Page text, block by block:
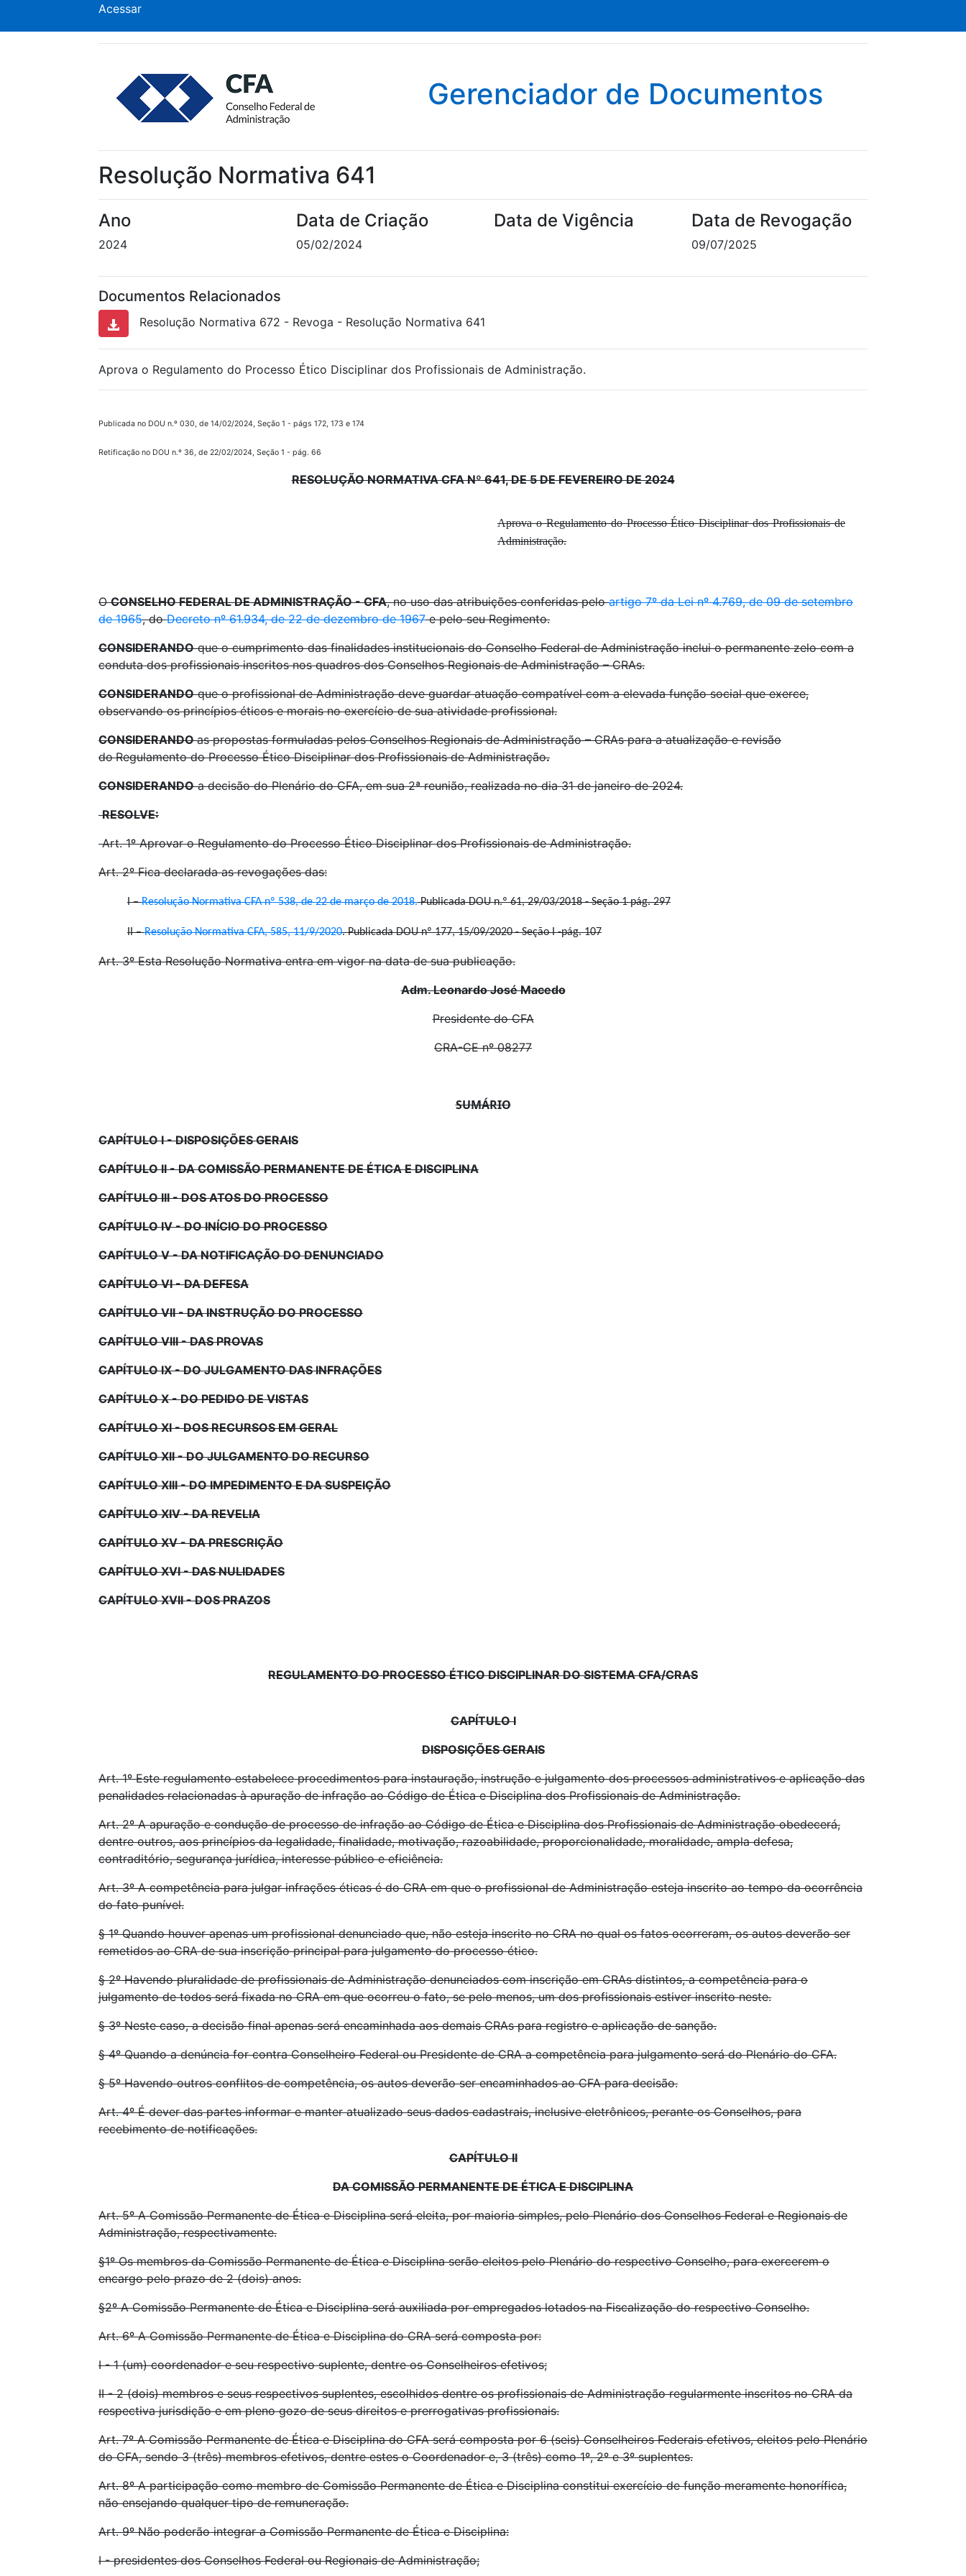
Acessar
Gerenciador de Documentos
Resolução Normativa 641
Ano
2024
Data de Criação
05/02/2024
Data de Vigência Data de Revogação
09/07/2025
Documentos Relacionados
Resolução Normativa 672 - Revoga - Resolução Normativa 641
Aprova o Regulamento do Processo Ético Disciplinar dos Profissionais de Administração.
Publicada no DOU n.º 030, de 14/02/2024, Seção 1 - págs 172, 173 e 174
Retificação no DOU n.º 36, de 22/02/2024, Seção 1 - pág. 66
RESOLUÇÃO NORMATIVA CFA Nº 641, DE 5 DE FEVEREIRO DE 2024
Aprova o Regulamento do Processo Ético Disciplinar dos Profissionais de
Administração.
OCONSELHO FEDERAL DE ADMINISTRAÇÃO - CFA, no uso das atribuições conferidas peloartigo 7º da Lei nº 4.769, de 09 de setembro
de 1965, doDecreto nº 61.934, de 22 de dezembro de 1967e pelo seu Regimento.
CONSIDERANDOque o cumprimento das finalidades institucionais do Conselho Federal de Administração inclui o permanente zelo com a
conduta dos profissionais inscritos nos quadros dos Conselhos Regionais de Administração – CRAs.
CONSIDERANDOque o profissional de Administração deve guardar atuação compatível com a elevada função social que exerce,
observando os princípios éticos e morais no exercício de sua atividade profissional.
CONSIDERANDOas propostas formuladas pelos Conselhos Regionais de Administração – CRAs para a atualização e revisão
do Regulamento do Processo Ético Disciplinar dos Profissionais de Administração.
CONSIDERANDOa decisão do Plenário do CFA, em sua 2ª reunião, realizada no dia 31 de janeiro de 2024.
RESOLVE:
Art. 1º Aprovar o Regulamento do Processo Ético Disciplinar dos Profissionais de Administração.
Art. 2º Fica declarada as revogações das:
I –Resolução Normativa CFA nº 538, de 22 de março de 2018.Publicada DOU n.º 61, 29/03/2018 - Seção 1 pág. 297
II –Resolução Normativa CFA, 585, 11/9/2020. Publicada DOU nº 177, 15/09/2020 - Seção I -pág. 107
Art. 3º Esta Resolução Normativa entra em vigor na data de sua publicação.
Adm. Leonardo José Macedo
Presidente do CFA
CRA-CE nº 08277
SUMÁRIO
CAPÍTULO I - DISPOSIÇÕES GERAIS
CAPÍTULO II - DA COMISSÃO PERMANENTE DE ÉTICA E DISCIPLINA
CAPÍTULO III - DOS ATOS DO PROCESSO
CAPÍTULO IV - DO INÍCIO DO PROCESSO
CAPÍTULO V - DA NOTIFICAÇÃO DO DENUNCIADO
CAPÍTULO VI - DA DEFESA
CAPÍTULO VII - DA INSTRUÇÃO DO PROCESSO
CAPÍTULO VIII - DAS PROVAS
CAPÍTULO IX - DO JULGAMENTO DAS INFRAÇÕES
CAPÍTULO X - DO PEDIDO DE VISTAS
CAPÍTULO XI - DOS RECURSOS EM GERAL
CAPÍTULO XII - DO JULGAMENTO DO RECURSO
CAPÍTULO XIII - DO IMPEDIMENTO E DA SUSPEIÇÃO
CAPÍTULO XIV - DA REVELIA
CAPÍTULO XV - DA PRESCRIÇÃO
CAPÍTULO XVI - DAS NULIDADES
CAPÍTULO XVII - DOS PRAZOS
REGULAMENTO DO PROCESSO ÉTICO DISCIPLINAR DO SISTEMA CFA/CRAS
CAPÍTULO I
DISPOSIÇÕES GERAIS
Art. 1º Este regulamento estabelece procedimentos para instauração, instrução e julgamento dos processos administrativos e aplicação das
penalidades relacionadas à apuração de infração ao Código de Ética e Disciplina dos Profissionais de Administração.
Art. 2º A apuração e condução de processo de infração ao Código de Ética e Disciplina dos Profissionais de Administração obedecerá,
dentre outros, aos princípios da legalidade, finalidade, motivação, razoabilidade, proporcionalidade, moralidade, ampla defesa,
contraditório, segurança jurídica, interesse público e eficiência.
Art. 3º A competência para julgar infrações éticas é do CRA em que o profissional de Administração esteja inscrito ao tempo da ocorrência
do fato punível.
§ 1º Quando houver apenas um profissional denunciado que, não esteja inscrito no CRA no qual os fatos ocorreram, os autos deverão ser
remetidos ao CRA de sua inscrição principal para julgamento do processo ético.
§ 2º Havendo pluralidade de profissionais de Administração denunciados com inscrição em CRAs distintos, a competência para o
julgamento de todos será fixada no CRA em que ocorreu o fato, se pelo menos, um dos profissionais estiver inscrito neste.
§ 3º Neste caso, a decisão final apenas será encaminhada aos demais CRAs para registro e aplicação de sanção.
§ 4º Quando a denúncia for contra Conselheiro Federal ou Presidente de CRA a competência para julgamento será do Plenário do CFA.
§ 5º Havendo outros conflitos de competência, os autos deverão ser encaminhados ao CFA para decisão.
Art. 4º É dever das partes informar e manter atualizado seus dados cadastrais, inclusive eletrônicos, perante os Conselhos, para
recebimento de notificações.
CAPÍTULO II
DA COMISSÃO PERMANENTE DE ÉTICA E DISCIPLINA
Art. 5º A Comissão Permanente de Ética e Disciplina será eleita, por maioria simples, pelo Plenário dos Conselhos Federal e Regionais de
Administração, respectivamente.
§1º Os membros da Comissão Permanente de Ética e Disciplina serão eleitos pelo Plenário do respectivo Conselho, para exercerem o
encargo pelo prazo de 2 (dois) anos.
§2º A Comissão Permanente de Ética e Disciplina será auxiliada por empregados lotados na Fiscalização do respectivo Conselho.
Art. 6º A Comissão Permanente de Ética e Disciplina do CRA será composta por:
I - 1 (um) coordenador e seu respectivo suplente, dentre os Conselheiros efetivos;
II - 2 (dois) membros e seus respectivos suplentes, escolhidos dentre os profissionais de Administração regularmente inscritos no CRA da
respectiva jurisdição e em pleno gozo de seus direitos e prerrogativas profissionais.
Art. 7º A Comissão Permanente de Ética e Disciplina do CFA será composta por 6 (seis) Conselheiros Federais efetivos, eleitos pelo Plenário
do CFA, sendo 3 (três) membros efetivos, dentre estes o Coordenador e, 3 (três) como 1º, 2º e 3º suplentes.
Art. 8º A participação como membro de Comissão Permanente de Ética e Disciplina constitui exercício de função meramente honorífica,
não ensejando qualquer tipo de remuneração.
Art. 9º Não poderão integrar a Comissão Permanente de Ética e Disciplina:
I - presidentes dos Conselhos Federal ou Regionais de Administração;